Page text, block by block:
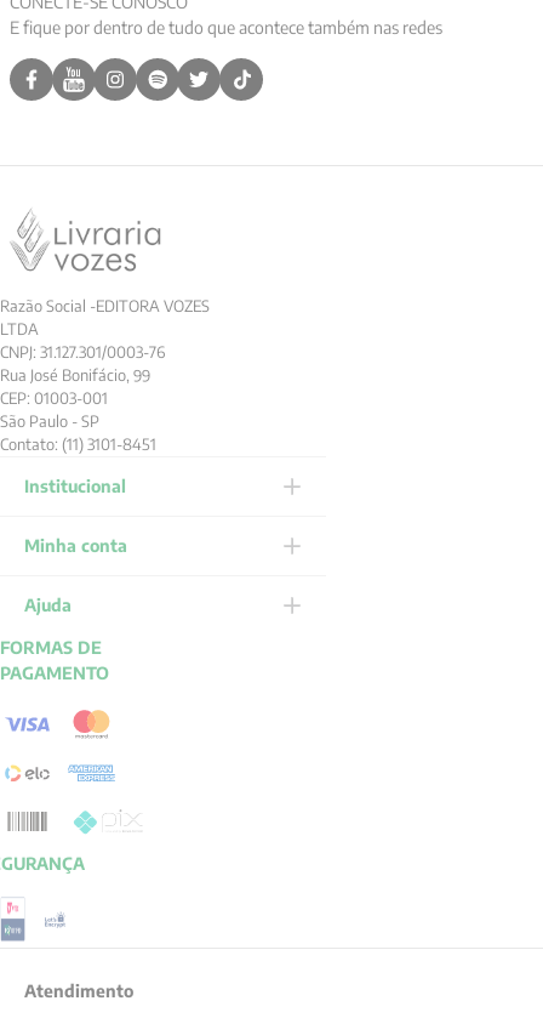
E fique por dentro de tudo que acontece também nas redes
Razão Social -EDITORA VOZES
LTDA
CNPJ: 31.127.301/0003-76
Rua José Bonifácio, 99
CEP: 01003-001
São Paulo - SP
Contato: (11) 3101-8451
Institucional
Minha conta
Ajuda
FORMAS DE
PAGAMENTO
Atendimento